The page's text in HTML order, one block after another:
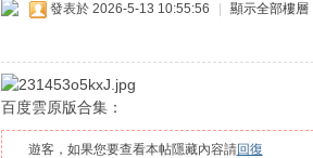
發表於 2026-5-13 10:55:56 顯示全部樓層
百度雲原版合集：
遊客，如果您要查看本帖隱藏內容請回復